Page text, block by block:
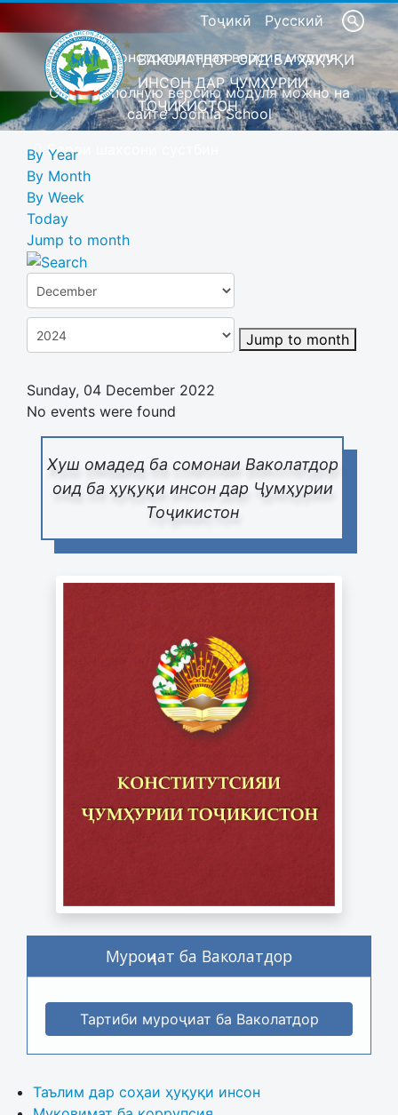
Тоҷикӣ Русский
Это демонстрационная версия модуля
Скачать полную версию модуля можно на
сайте Joomla School
Барои шахсони сустбин
ВАКОЛАТДОР ОИД БА ҲУҚУҚИ
ИНСОН ДАР ҶУМҲУРИИ
ТОҶИКИСТОН
Хуш омадед ба сомонаи Ваколатдор
оид ба ҳуқуқи инсон дар Ҷумҳурии
Тоҷикистон
Муроҷиат ба Ваколатдор
Тартиби муроҷиат ба Ваколатдор
Таълим дар соҳаи ҳуқуқи инсон
By Year
By Month
By Week
Today
Jump to month
Jump to month
Sunday, 04 December 2022
No events were found